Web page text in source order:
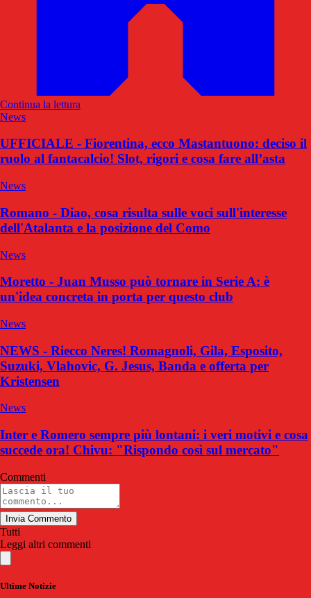
Continua la lettura
News
UFFICIALE - Fiorentina, ecco Mastantuono: deciso il
ruolo al fantacalcio! Slot, rigori e cosa fare all’asta
News
Romano - Diao, cosa risulta sulle voci sull'interesse
dell'Atalanta e la posizione del Como
News
Moretto - Juan Musso può tornare in Serie A: è
un'idea concreta in porta per questo club
News
NEWS - Riecco Neres! Romagnoli, Gila, Esposito,
Suzuki, Vlahovic, G. Jesus, Banda e offerta per
Kristensen
News
Inter e Romero sempre più lontani: i veri motivi e cosa
succede ora! Chivu: "Rispondo così sul mercato"
Commenti
Invia Commento
Tutti
Leggi altri commenti
Ultime Notizie